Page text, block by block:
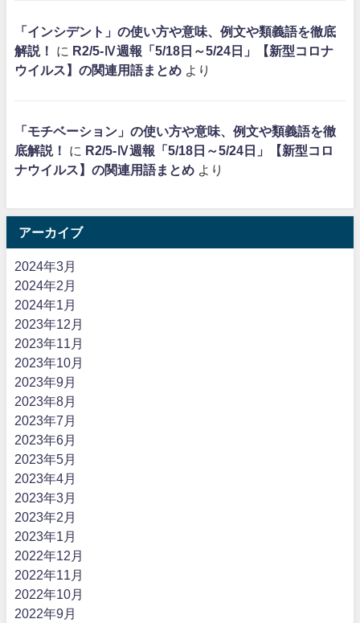
「インシデント」の使い方や意味、例文や類義語を徹底
解説！
に R2/5-Ⅳ週報「5/18日～5/24日」【新型コロナ
ウイルス】の関連用語まとめ より
「モチベーション」の使い方や意味、例文や類義語を徹
底解説！
に R2/5-Ⅳ週報「5/18日～5/24日」【新型コロ
ナウイルス】の関連用語まとめ より
アーカイブ
2024年3月
2024年2月
2024年1月
2023年12月
2023年11月
2023年10月
2023年9月
2023年8月
2023年7月
2023年6月
2023年5月
2023年4月
2023年3月
2023年2月
2023年1月
2022年12月
2022年11月
2022年10月
2022年9月